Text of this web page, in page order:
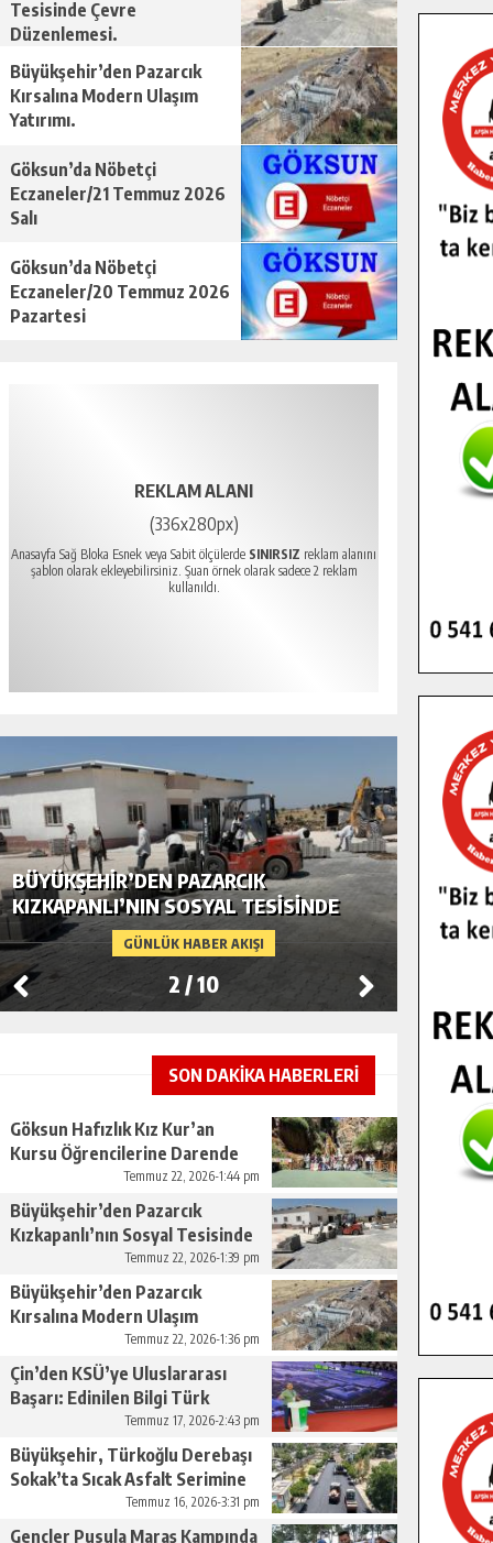
Tesisinde Çevre
Düzenlemesi.
Büyükşehir’den Pazarcık
Kırsalına Modern Ulaşım
Yatırımı.
Göksun’da Nöbetçi
Eczaneler/21 Temmuz 2026
Salı
Göksun’da Nöbetçi
Eczaneler/20 Temmuz 2026
Pazartesi
REKLAM ALANI
(336x280px)
Anasayfa Sağ Bloka Esnek veya Sabit ölçülerde SINIRSIZ reklam alanını
şablon olarak ekleyebilirsiniz. Şuan örnek olarak sadece 2 reklam
kullanıldı.
GÜNLÜK HABER AKIŞI
BÜYÜKŞEHIR’DEN PAZARCIK
KIZKAPANLI’NIN SOSYAL TESISINDE
ÇEVRE DÜZENLEMESI.
2 /10
SON DAKİKA HABERLERİ
Göksun Hafızlık Kız Kur’an
Kursu Öğrencilerine Darende
Temmuz 22, 2026-1:44 pm
Büyükşehir’den Pazarcık
Kızkapanlı’nın Sosyal Tesisinde
Çevre Düzenlemesi.Temmuz 22, 2026-1:39 pm
Büyükşehir’den Pazarcık
Kırsalına Modern Ulaşım
Temmuz 22, 2026-1:36 pm
Çin’den KSÜ’ye Uluslararası
Başarı: Edinilen Bilgi Türk
Tarımına Katkı Sağlayacak.
Temmuz 17, 2026-2:43 pm
Büyükşehir, Türkoğlu Derebaşı
Sokak’ta Sıcak Asfalt Serimine
Temmuz 16, 2026-3:31 pm
Gençler Pusula Maraş Kampında